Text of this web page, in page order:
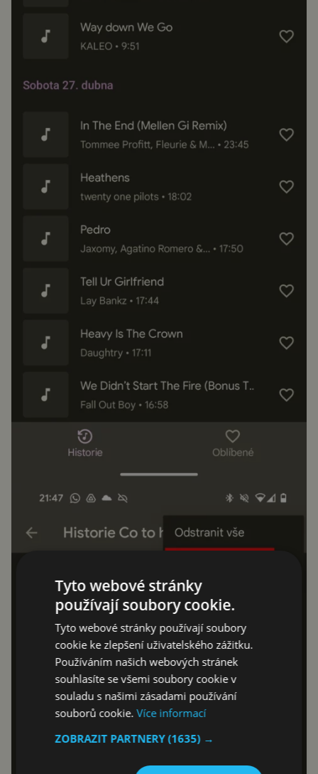
Tyto webové stránky
používají soubory cookie.
Tyto webové stránky používají soubory
cookie ke zlepšení uživatelského zážitku.
Používáním našich webových stránek
souhlasíte se všemi soubory cookie v
souladu s našimi zásadami používání
souborů cookie.Více informací
ZOBRAZIT PARTNERY(1635) →